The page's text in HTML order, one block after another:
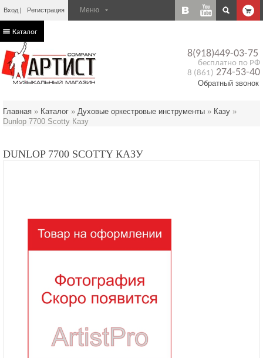
Вход Регистрация
8(918)449-03-75
бесплатно по РФ
8 (861) 274-53-40
Обратный звонок
Каталог
Главная » Каталог » Духовые оркестровые инструменты » Казу »
Dunlop 7700 Scotty Казу
DUNLOP 7700 SCOTTY КАЗУ